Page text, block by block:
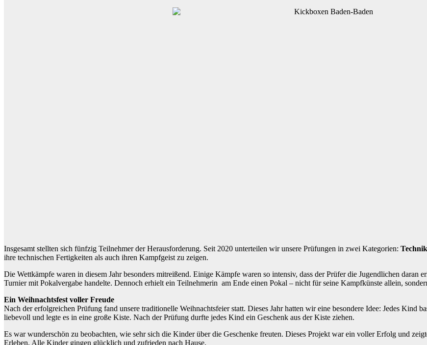
Insgesamt stellten sich fünfzig Teilnehmer der Herausforderung. Seit 2020 unterteilen wir unsere Prüfungen in zwei Kategorien: Technik
ihre technischen Fertigkeiten als auch ihren Kampfgeist zu zeigen.
Die Wettkämpfe waren in diesem Jahr besonders mitreißend. Einige Kämpfe waren so intensiv, dass der Prüfer die Jugendlichen daran
Turnier mit Pokalvergabe handelte. Dennoch erhielt ein Teilnehmerin am Ende einen Pokal – nicht für seine Kampfkünste allein,
Ein Weihnachtsfest voller Freude
Nach der erfolgreichen Prüfung fand unsere traditionelle Weihnachtsfeier statt. Dieses Jahr hatten wir eine besondere Idee: Jedes Kind
liebevoll und legte es in eine große Kiste. Nach der Prüfung durfte jedes Kind ein Geschenk aus der Kiste ziehen.
Es war wunderschön zu beobachten, wie sehr sich die Kinder über die Geschenke freuten. Dieses Projekt war ein voller Erfolg und
Erleben. Alle Kinder gingen glücklich und zufrieden nach Hause.